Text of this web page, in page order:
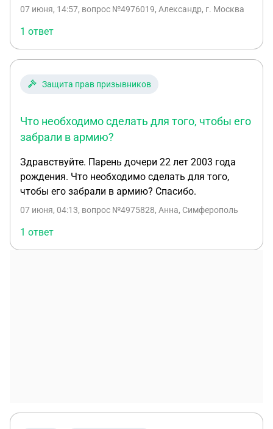
07 июня, 14:57, вопрос №4976019, Александр, г. Москва
1 ответ
Защита прав призывников
Что необходимо сделать для того, чтобы его
забрали в армию?
Здравствуйте. Парень дочери 22 лет 2003 года
рождения. Что необходимо сделать для того,
чтобы его забрали в армию? Спасибо.
07 июня, 04:13, вопрос №4975828, Анна, Симферополь
1 ответ